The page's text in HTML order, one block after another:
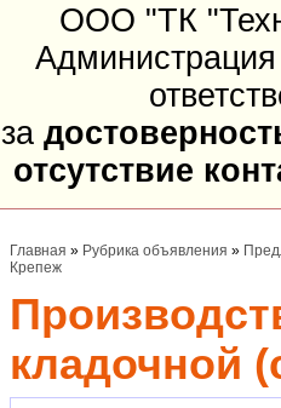
ООО "ТК
за
отсутствие
Главная » Рубрика объявления »
Крепеж
кладочной